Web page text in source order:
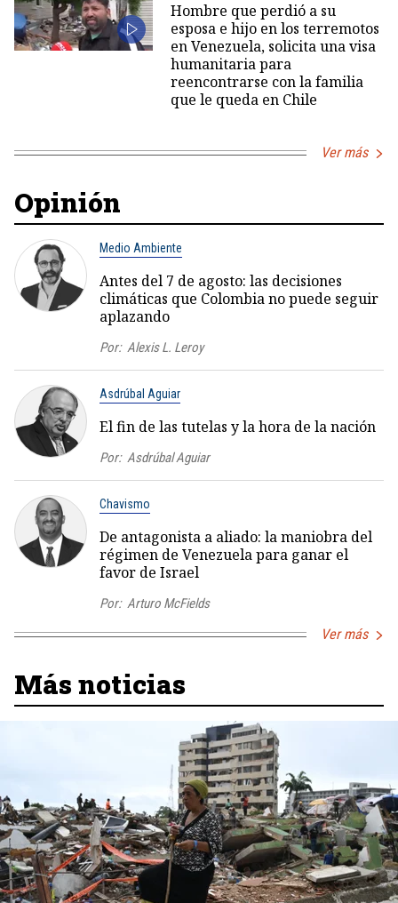
Hombre que perdió a su
esposa e hijo en los terremotos
en Venezuela, solicita una visa
humanitaria para
reencontrarse con la familia
que le queda en Chile
Ver más
Opinión
Medio Ambiente
Antes del 7 de agosto: las decisiones
climáticas que Colombia no puede seguir
aplazando
Por: Alexis L. Leroy
Asdrúbal Aguiar
El fin de las tutelas y la hora de la nación
Por: Asdrúbal Aguiar
Chavismo
De antagonista a aliado: la maniobra del
régimen de Venezuela para ganar el
favor de Israel
Por: Arturo McFields
Ver más
Más noticias